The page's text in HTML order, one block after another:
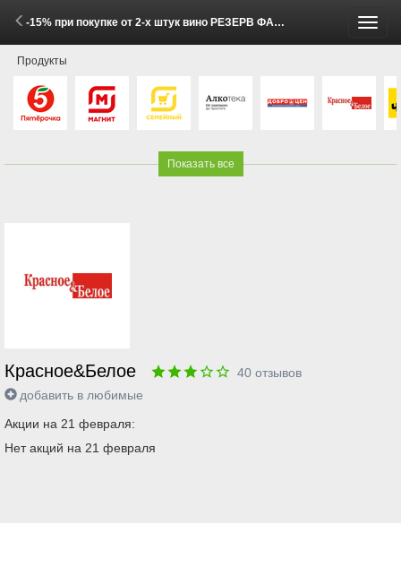
-15% при покупке от 2-х штук вино РЕЗЕРВ ФАНАГОРИИ белое полусладкое и красное полусладкое 0,75л (1 - 11 Мая 2026)
Продукты
Показать все
Красное&Белое 40 отзывов
добавить в любимые
Акции на 21 февраля:
Нет акций на 21 февраля